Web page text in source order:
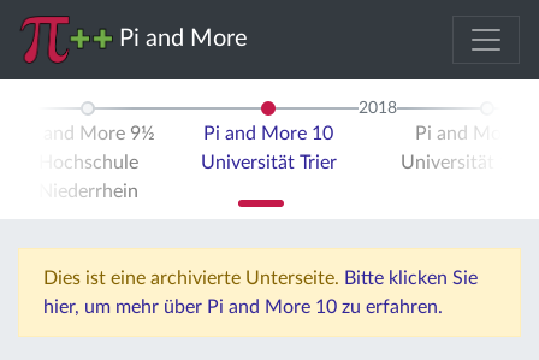
Pi and More
Pi and More 9½
Hochschule
Niederrhein
Pi and More 10
Universität Trier
2018
Pi and More
Universität
Dies ist eine archivierte Unterseite. Bitte klicken Sie
hier, um mehr über Pi and More 10 zu erfahren.